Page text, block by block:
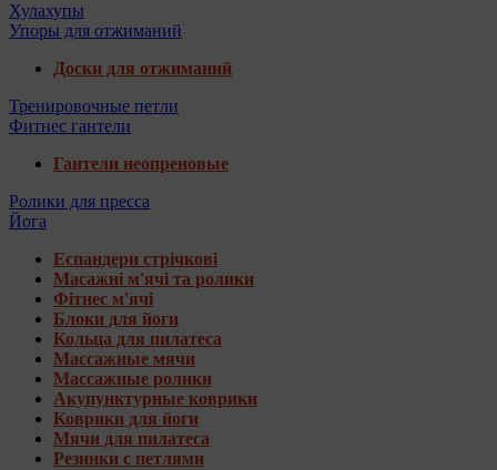
Хулахупы
Упоры для отжиманий
Доски для отжиманий
Тренировочные петли
Фитнес гантели
Гантели неопреновые
Ролики для пресса
Йога
Еспандери стрічкові
Масажні м'ячі та ролики
Фітнес м'ячі
Блоки для йоги
Кольца для пилатеса
Массажные мячи
Массажные ролики
Акупунктурные коврики
Коврики для йоги
Мячи для пилатеса
Резинки с петлями